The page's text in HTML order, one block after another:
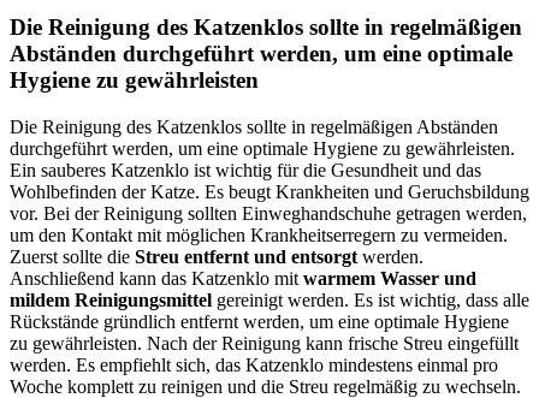
Die Reinigung des Katzenklos sollte in regelmäßigen
Abständen durchgeführt werden, um eine optimale
Hygiene zu gewährleisten
Die Reinigung des Katzenklos sollte in regelmäßigen Abständen
durchgeführt werden, um eine optimale Hygiene zu gewährleisten.
Ein sauberes Katzenklo ist wichtig für die Gesundheit und das
Wohlbefinden der Katze. Es beugt Krankheiten und Geruchsbildung
vor. Bei der Reinigung sollten Einweghandschuhe getragen werden,
um den Kontakt mit möglichen Krankheitserregern zu vermeiden.
Zuerst sollte die Streu entfernt und entsorgt werden.
Anschließend kann das Katzenklo mit warmem Wasser und
mildem Reinigungsmittel gereinigt werden. Es ist wichtig, dass alle
Rückstände gründlich entfernt werden, um eine optimale Hygiene
zu gewährleisten. Nach der Reinigung kann frische Streu eingefüllt
werden. Es empfiehlt sich, das Katzenklo mindestens einmal pro
Woche komplett zu reinigen und die Streu regelmäßig zu wechseln.